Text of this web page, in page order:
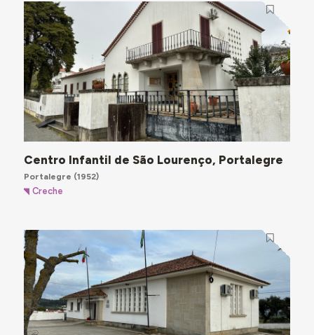
Centro Infantil de São Lourenço, Portalegre
Portalegre (1952)
Creche